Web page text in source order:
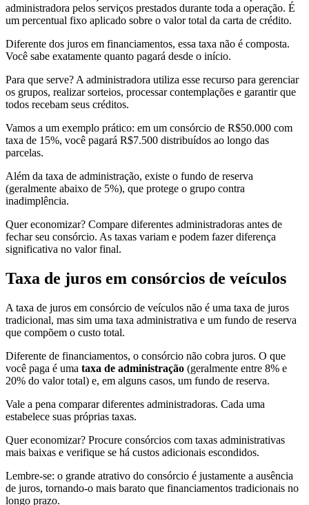
administradora pelos serviços prestados durante toda a operação. É
um percentual fixo aplicado sobre o valor total da carta de crédito.
Diferente dos juros em financiamentos, essa taxa não é composta.
Você sabe exatamente quanto pagará desde o início.
Para que serve? A administradora utiliza esse recurso para gerenciar
os grupos, realizar sorteios, processar contemplações e garantir que
todos recebam seus créditos.
Vamos a um exemplo prático: em um consórcio de R$50.000 com
taxa de 15%, você pagará R$7.500 distribuídos ao longo das
parcelas.
Além da taxa de administração, existe o fundo de reserva
(geralmente abaixo de 5%), que protege o grupo contra
inadimplência.
Quer economizar? Compare diferentes administradoras antes de
fechar seu consórcio. As taxas variam e podem fazer diferença
significativa no valor final.
Taxa de juros em consórcios de veículos
A taxa de juros em consórcio de veículos não é uma taxa de juros
tradicional, mas sim uma taxa administrativa e um fundo de reserva
que compõem o custo total.
Diferente de financiamentos, o consórcio não cobra juros. O que
você paga é uma taxa de administração (geralmente entre 8% e
20% do valor total) e, em alguns casos, um fundo de reserva.
Vale a pena comparar diferentes administradoras. Cada uma
estabelece suas próprias taxas.
Quer economizar? Procure consórcios com taxas administrativas
mais baixas e verifique se há custos adicionais escondidos.
Lembre-se: o grande atrativo do consórcio é justamente a ausência
de juros, tornando-o mais barato que financiamentos tradicionais no
longo prazo.